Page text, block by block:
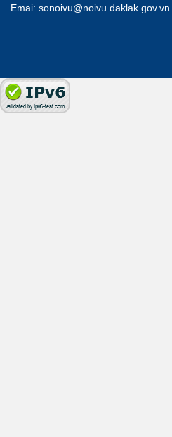
Emai: sonoivu@noivu.daklak.gov.vn